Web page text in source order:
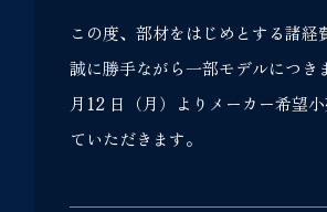
この度、部材をはじめとする諸経
誠に勝手ながら一部モデルにつき
月12 日（月）よりメーカー希望
ていただきます。